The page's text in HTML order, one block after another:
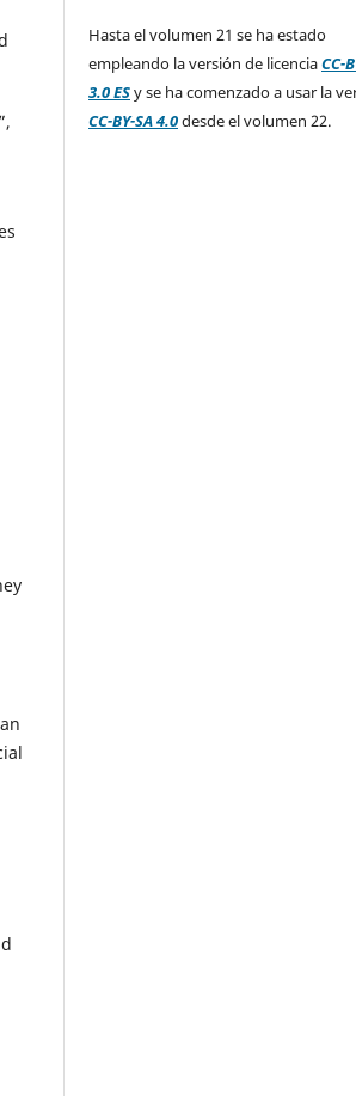
Hasta el volumen 21 se ha estado
empleando la versión de licenciaCC-
3.0 ESy se ha comenzado a usar la
CC-BY-SA 4.0desde el volumen 22.